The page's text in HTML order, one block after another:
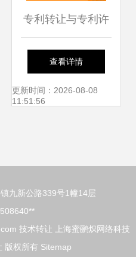
专利转让与专利许
可 技术转让中的本
质区别是什么
查看详情
更新时间：2026-08-08
11:51:56
九新公路339号1幢14层
技术转让
上海蜜鹂炽网络科技
版权所有 Sitemap